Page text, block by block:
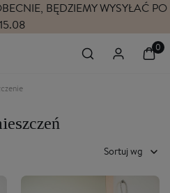
BĘDZIEMY WYSYŁAĆ PO
15.08
Sortuj wg